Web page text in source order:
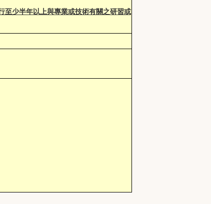
至少半年以上與專業或技術有關之研習或